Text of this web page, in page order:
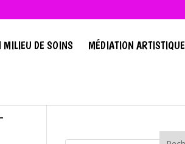
MILIEU DE SOINS MÉDIATION ARTISTIQUE